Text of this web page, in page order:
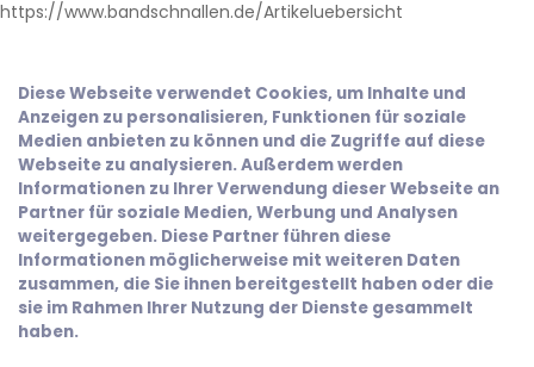
https://www.bandschnallen.de/Artikeluebersicht
Diese Webseite verwendet Cookies, um Inhalte und
Anzeigen zu personalisieren, Funktionen für soziale
Medien anbieten zu können und die Zugriffe auf diese
Webseite zu analysieren. Außerdem werden
Informationen zu Ihrer Verwendung dieser Webseite an
Partner für soziale Medien, Werbung und Analysen
weitergegeben. Diese Partner führen diese
Informationen möglicherweise mit weiteren Daten
zusammen, die Sie ihnen bereitgestellt haben oder die
sie im Rahmen Ihrer Nutzung der Dienste gesammelt
haben.